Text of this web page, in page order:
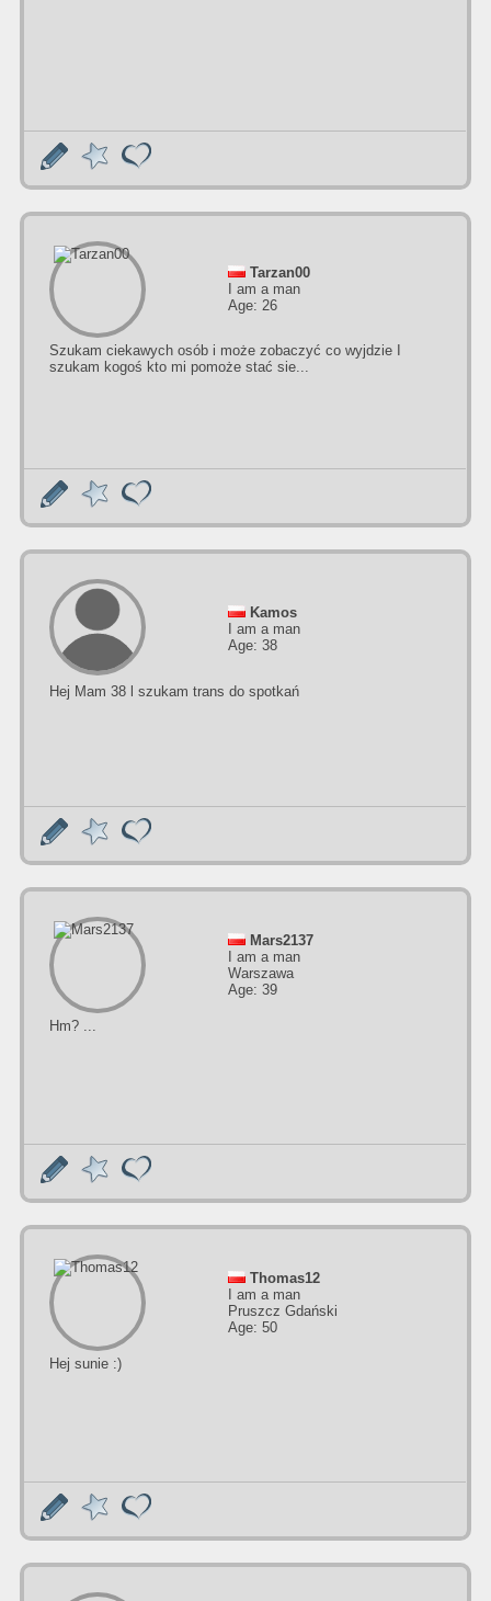
Tarzan00
I am a man
Age: 26
Szukam ciekawych osób i może zobaczyć co wyjdzie I
szukam kogoś kto mi pomoże stać sie...
Kamos
I am a man
Age: 38
Hej Mam 38 l szukam trans do spotkań
Mars2137
I am a man
Warszawa
Age: 39
Hm? ...
Thomas12
I am a man
Pruszcz Gdański
Age: 50
Hej sunie :)